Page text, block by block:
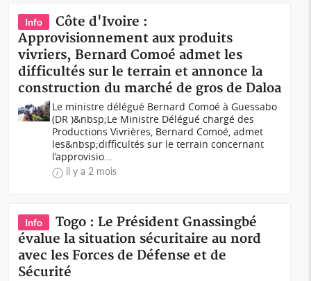
Info
Côte d'Ivoire :
Approvisionnement aux produits
vivriers, Bernard Comoé admet les
difficultés sur le terrain et annonce la
construction du marché de gros de Daloa
Le ministre délégué Bernard Comoé à Guessabo
(DR )&nbsp;Le Ministre Délégué chargé des
Productions Vivrières, Bernard Comoé, admet
les&nbsp;difficultés sur le terrain concernant
l’approvisio...
il y a 2 mois
Info
Togo : Le Président Gnassingbé
évalue la situation sécuritaire au nord
avec les Forces de Défense et de
Sécurité